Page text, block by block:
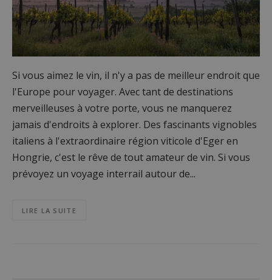
Si vous aimez le vin, il n'y a pas de meilleur endroit que
l'Europe pour voyager. Avec tant de destinations
merveilleuses à votre porte, vous ne manquerez
jamais d'endroits à explorer. Des fascinants vignobles
italiens à l'extraordinaire région viticole d'Eger en
Hongrie, c'est le rêve de tout amateur de vin. Si vous
prévoyez un voyage interrail autour de...
LIRE LA SUITE